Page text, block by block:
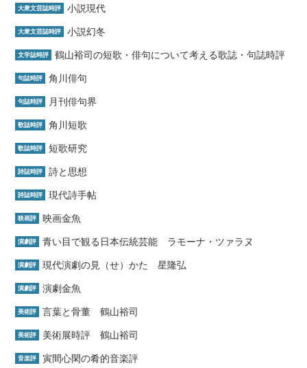
大衆文芸誌時評 小説現代
大衆文芸誌時評 小説幻冬
文学誌時評 鶴山裕司の短歌・俳句について考える歌誌・句誌時評
句誌時評 角川俳句
句誌時評 月刊俳句界
歌誌時評 角川短歌
歌誌時評 短歌研究
詩誌時評 詩と思想
詩誌時評 現代詩手帖
映画評 映画金魚
演劇評 青い目で観る日本伝統芸能 ラモーナ・ツァラヌ
演劇評 現代演劇の見（せ）かた 星隆弘
演劇評 演劇金魚
美術評 言葉と骨董 鶴山裕司
美術評 美術展時評 鶴山裕司
音楽評 寅間心閑の肴的音楽評